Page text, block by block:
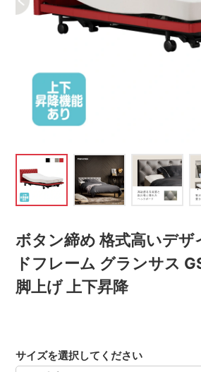
ボタン締め 格式高いデザ
ドフレーム グランサス
脚上げ 上下昇降
サイズを選択してください